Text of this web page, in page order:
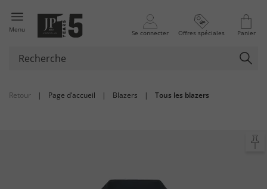
Menu Se connecter Offres spéciales Panier
Retour | Page d’accueil | Blazers | Tous les blazers